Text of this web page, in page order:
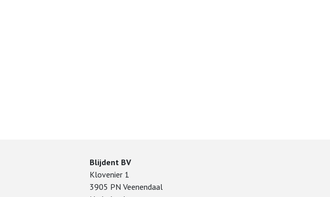
Blijdent BV
Klovenier 1
3905 PN Veenendaal